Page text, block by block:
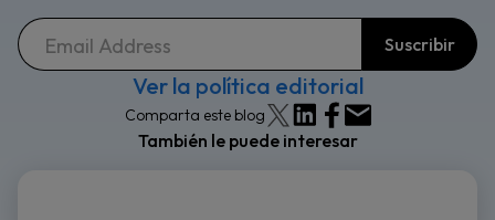
Ver la política editorial
Comparta este blog
También le puede interesar